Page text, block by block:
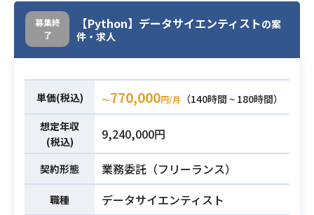
業務内容
いる企業となります。1.5兆円規模の
す。
現在、設計段階が終わり、実装をメ
インで業務を行なって頂きますがア
ジャイル開発のため設計などもお願
いするケースもございます。
選考は1回ですが（前半45分:：会社/
業務内容の説明、後半45分：現場の
エンジニアと面談）と2部構成になっ
募集終
了
【Python】データサイエンティストの案
件・求人
単価(税込) 〜770,000円/月
（140時間 ~ 180時間）
想定年収
(税込)
9,240,000円
契約形態 業務委託（フリーランス）
職種 データサイエンティスト